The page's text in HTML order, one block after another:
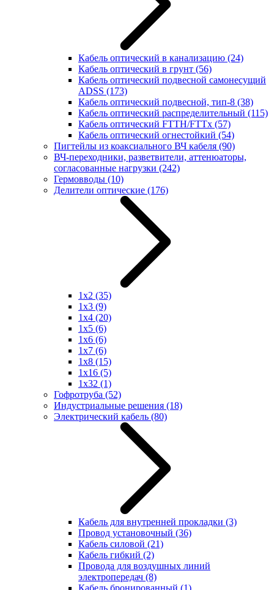
Кабель оптический в канализацию (24)
Кабель оптический в грунт (56)
Кабель оптический подвесной самонесущий
ADSS (173)
Кабель оптический подвесной, тип-8 (38)
Кабель оптический распределительный (115)
Кабель оптический FTTH/FTTx (57)
Кабель оптический огнестойкий (54)
Пигтейлы из коаксиального ВЧ кабеля (90)
ВЧ-переходники, разветвители, аттенюаторы,
согласованные нагрузки (242)
Гермовводы (10)
Делители оптические (176)
1x2 (35)
1x3 (9)
1x4 (20)
1x5 (6)
1x6 (6)
1x7 (6)
1x8 (15)
1x16 (5)
1x32 (1)
Гофротруба (52)
Индустриальные решения (18)
Электрический кабель (80)
Кабель для внутренней прокладки (3)
Провод установочный (36)
Кабель силовой (21)
Кабель гибкий (2)
Провода для воздушных линий
электропередач (8)
Кабель бронированный (1)